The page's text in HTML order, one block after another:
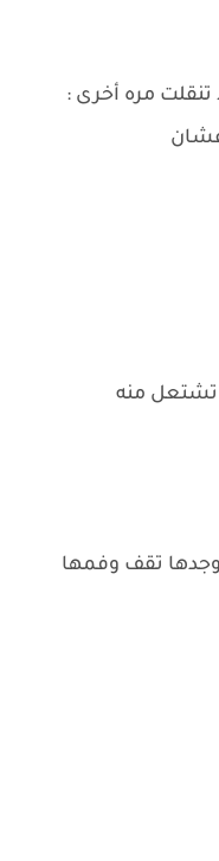
مره أخرى :
تشتعل منه
وجدها تقف وفمها